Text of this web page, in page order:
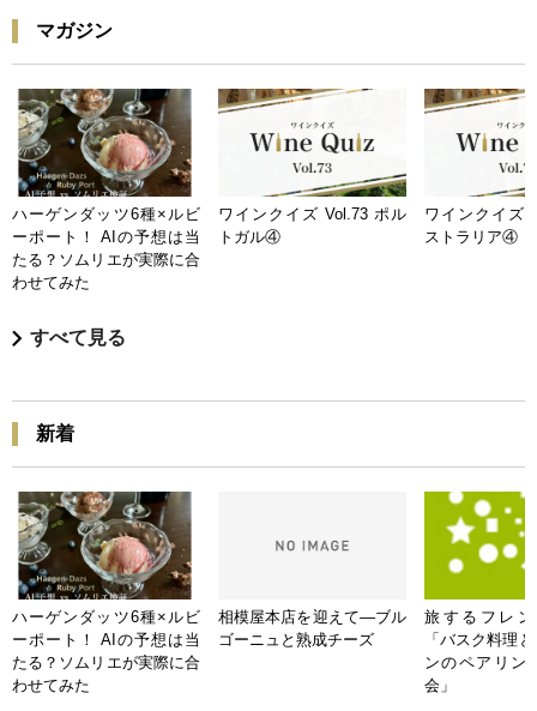
マガジン
ハーゲンダッツ6種×ルビ
ーポート！ AIの予想は当
たる？ソムリエが実際に合
わせてみた
ワインクイズ Vol.73 ポル
トガル④
ワインクイズ
ストラリア④
すべて見る
新着
ハーゲンダッツ6種×ルビ
ーポート！ AIの予想は当
たる？ソムリエが実際に合
わせてみた
相模屋本店を迎えて―ブル
ゴーニュと熟成チーズ
旅するフレン
「バスク料理
ンのペアリン
会」